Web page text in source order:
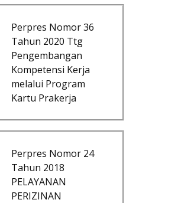
Perpres Nomor 36
Tahun 2020 Ttg
Pengembangan
Kompetensi Kerja
melalui Program
Kartu Prakerja
Perpres Nomor 24
Tahun 2018
PELAYANAN
PERIZINAN